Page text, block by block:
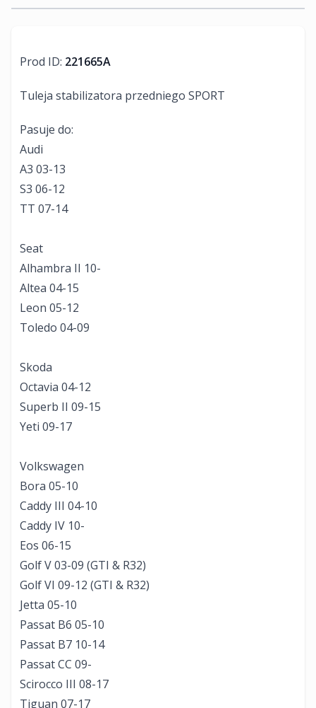
Prod ID: 221665A
Tuleja stabilizatora przedniego SPORT
Pasuje do:
Audi
A3 03-13
S3 06-12
TT 07-14
Seat
Alhambra II 10-
Altea 04-15
Leon 05-12
Toledo 04-09
Skoda
Octavia 04-12
Superb II 09-15
Yeti 09-17
Volkswagen
Bora 05-10
Caddy III 04-10
Caddy IV 10-
Eos 06-15
Golf V 03-09 (GTI & R32)
Golf VI 09-12 (GTI & R32)
Jetta 05-10
Passat B6 05-10
Passat B7 10-14
Passat CC 09-
Scirocco III 08-17
Tiguan 07-17